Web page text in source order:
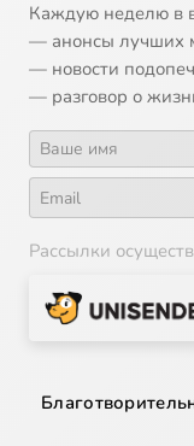
Каждую неделю в
— анонсы лучших
— новости
— разговор о
Рассылки